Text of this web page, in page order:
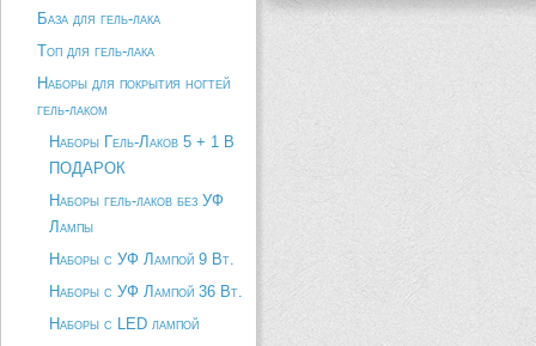
База для гель-лака
Топ для гель-лака
Наборы для покрытия ногтей
гель-лаком
Наборы Гель-Лаков 5 + 1 В
ПОДАРОК
Наборы гель-лаков без УФ
Лампы
Наборы с УФ Лампой 9 Вт.
Наборы с УФ Лампой 36 Вт.
Наборы с LED лампой